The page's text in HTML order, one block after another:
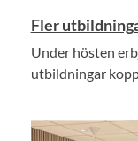
Fler
Under hösten
utbildningar